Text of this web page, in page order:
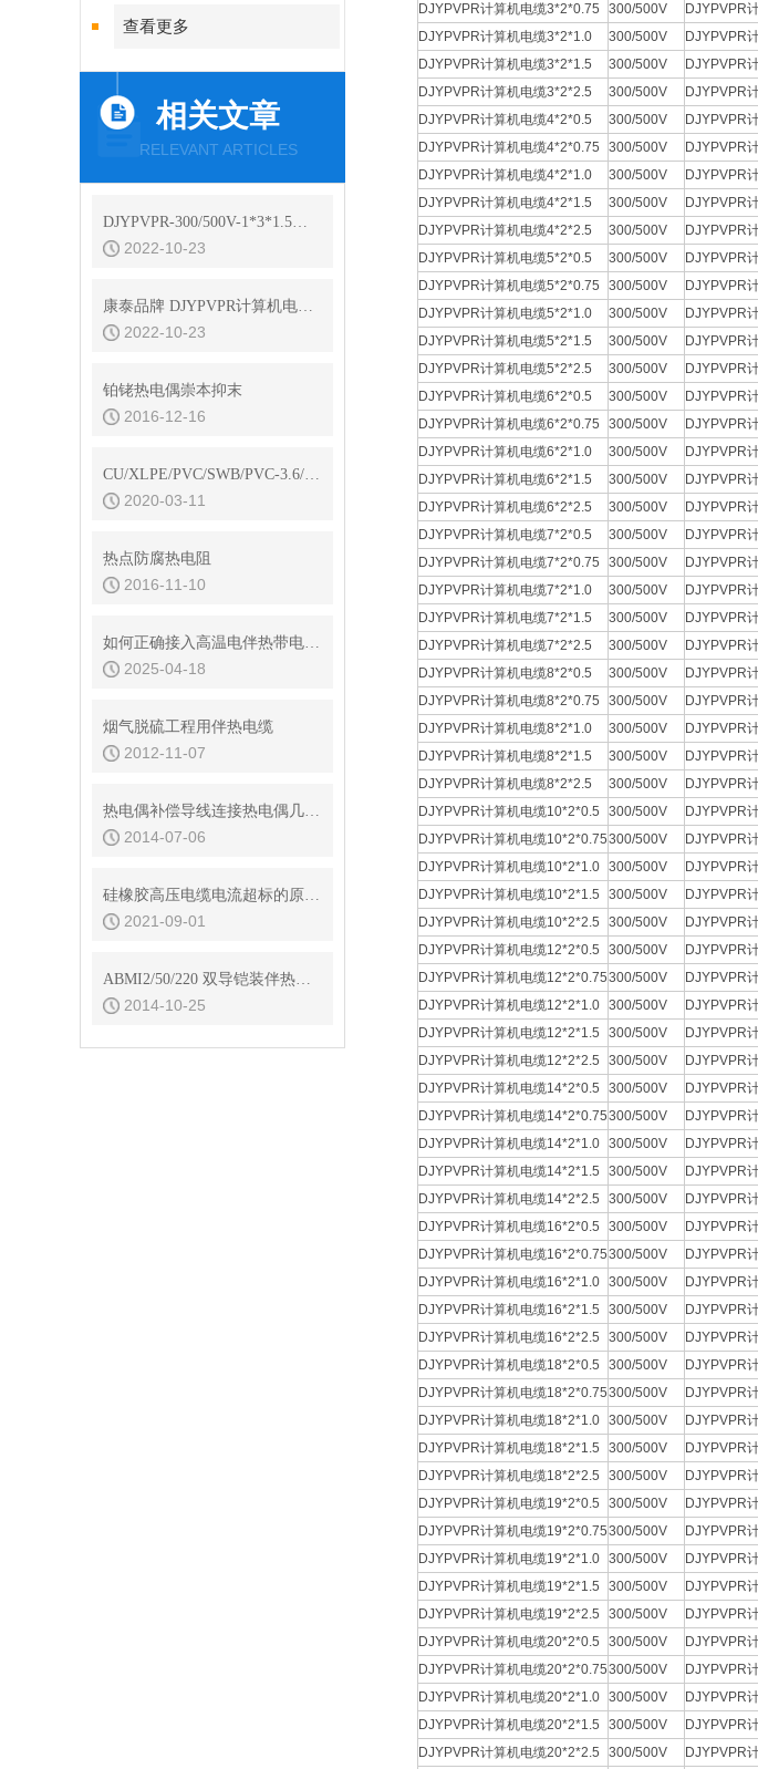
查看更多
相关文章
RELEVANT ARTICLES
DJYPVPR-300/500V-1*3*1.5计算机电缆规格书
2022-10-23
康泰品牌 DJYPVPR计算机电缆阻燃防爆
2022-10-23
铂铑热电偶崇本抑末
2016-12-16
CU/XLPE/PVC/SWB/PVC-3.6/6KV船用电力电缆
2020-03-11
热点防腐热电阻
2016-11-10
如何正确接入高温电伴热带电源：步骤与技巧
2025-04-18
烟气脱硫工程用伴热电缆
2012-11-07
热电偶补偿导线连接热电偶几项要点
2014-07-06
硅橡胶高压电缆电流超标的原因及其解决办法介绍
2021-09-01
ABMI2/50/220 双导铠装伴热电缆安装说明
2014-10-25
DJYPVPR计算机电缆3*2*0.75
300/500V DJYPVPR
DJYPVPR计算机电缆3*2*1.0
300/500V DJYPVPR
DJYPVPR计算机电缆3*2*1.5
300/500V DJYPVPR
DJYPVPR计算机电缆3*2*2.5
300/500V DJYPVPR
DJYPVPR计算机电缆4*2*0.5
300/500V DJYPVPR
DJYPVPR计算机电缆4*2*0.75
300/500V DJYPVPR
DJYPVPR计算机电缆4*2*1.0
300/500V DJYPVPR
DJYPVPR计算机电缆4*2*1.5
300/500V DJYPVPR
DJYPVPR计算机电缆4*2*2.5
300/500V DJYPVPR
DJYPVPR计算机电缆5*2*0.5
300/500V DJYPVPR
DJYPVPR计算机电缆5*2*0.75
300/500V DJYPVPR
DJYPVPR计算机电缆5*2*1.0
300/500V DJYPVPR
DJYPVPR计算机电缆5*2*1.5
300/500V DJYPVPR
DJYPVPR计算机电缆5*2*2.5
300/500V DJYPVPR
DJYPVPR计算机电缆6*2*0.5
300/500V DJYPVPR
DJYPVPR计算机电缆6*2*0.75
300/500V DJYPVPR
DJYPVPR计算机电缆6*2*1.0
300/500V DJYPVPR
DJYPVPR计算机电缆6*2*1.5
300/500V DJYPVPR
DJYPVPR计算机电缆6*2*2.5
300/500V DJYPVPR
DJYPVPR计算机电缆7*2*0.5
300/500V DJYPVPR
DJYPVPR计算机电缆7*2*0.75
300/500V DJYPVPR
DJYPVPR计算机电缆7*2*1.0
300/500V DJYPVPR
DJYPVPR计算机电缆7*2*1.5
300/500V DJYPVPR
DJYPVPR计算机电缆7*2*2.5
300/500V DJYPVPR
DJYPVPR计算机电缆8*2*0.5
300/500V DJYPVPR
DJYPVPR计算机电缆8*2*0.75
300/500V DJYPVPR
DJYPVPR计算机电缆8*2*1.0
300/500V DJYPVPR
DJYPVPR计算机电缆8*2*1.5
300/500V DJYPVPR
DJYPVPR计算机电缆8*2*2.5
300/500V DJYPVPR
DJYPVPR计算机电缆10*2*0.5
300/500V DJYPVPR
DJYPVPR计算机电缆10*2*0.75300/500V DJYPVPR
DJYPVPR计算机电缆10*2*1.0 300/500V DJYPVPR
DJYPVPR计算机电缆10*2*1.5
300/500V DJYPVPR
DJYPVPR计算机电缆10*2*2.5
300/500V DJYPVPR
DJYPVPR计算机电缆12*2*0.5
300/500V DJYPVPR
DJYPVPR计算机电缆12*2*0.75300/500V DJYPVPR
DJYPVPR计算机电缆12*2*1.0 300/500V DJYPVPR
DJYPVPR计算机电缆12*2*1.5
300/500V DJYPVPR
DJYPVPR计算机电缆12*2*2.5
300/500V DJYPVPR
DJYPVPR计算机电缆14*2*0.5
300/500V DJYPVPR
DJYPVPR计算机电缆14*2*0.75300/500V DJYPVPR
DJYPVPR计算机电缆14*2*1.0 300/500V DJYPVPR
DJYPVPR计算机电缆14*2*1.5
300/500V DJYPVPR
DJYPVPR计算机电缆14*2*2.5
300/500V DJYPVPR
DJYPVPR计算机电缆16*2*0.5
300/500V DJYPVPR
DJYPVPR计算机电缆16*2*0.75300/500V DJYPVPR
DJYPVPR计算机电缆16*2*1.0 300/500V DJYPVPR
DJYPVPR计算机电缆16*2*1.5
300/500V DJYPVPR
DJYPVPR计算机电缆16*2*2.5
300/500V DJYPVPR
DJYPVPR计算机电缆18*2*0.5
300/500V DJYPVPR
DJYPVPR计算机电缆18*2*0.75300/500V DJYPVPR
DJYPVPR计算机电缆18*2*1.0 300/500V DJYPVPR
DJYPVPR计算机电缆18*2*1.5
300/500V DJYPVPR
DJYPVPR计算机电缆18*2*2.5
300/500V DJYPVPR
DJYPVPR计算机电缆19*2*0.5
300/500V DJYPVPR
DJYPVPR计算机电缆19*2*0.75300/500V DJYPVPR
DJYPVPR计算机电缆19*2*1.0 300/500V DJYPVPR
DJYPVPR计算机电缆19*2*1.5
300/500V DJYPVPR
DJYPVPR计算机电缆19*2*2.5
300/500V DJYPVPR
DJYPVPR计算机电缆20*2*0.5
300/500V DJYPVPR
DJYPVPR计算机电缆20*2*0.75300/500V DJYPVPR
DJYPVPR计算机电缆20*2*1.0 300/500V DJYPVPR
DJYPVPR计算机电缆20*2*1.5
300/500V DJYPVPR
DJYPVPR计算机电缆20*2*2.5
300/500V DJYPVPR